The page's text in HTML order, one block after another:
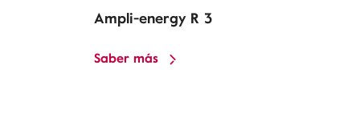
Ampli-energy R 3
Saber más